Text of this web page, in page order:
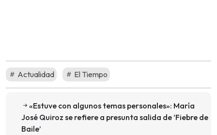
Actualidad El Tiempo
«Estuve con algunos temas personales»: María
José Quiroz se refiere a presunta salida de ‘Fiebre de
Baile’